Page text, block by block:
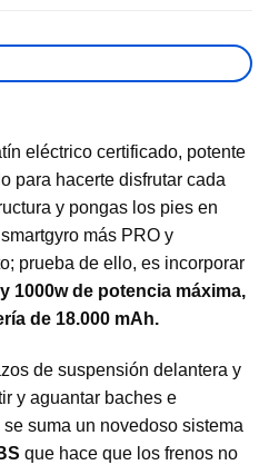
eléctrico certificado, potente
para hacerte disfrutar cada
y pongas los pies en
más PRO y
prueba de ello, es incorporar
1000w de potencia máxima,
de 18.000 mAh.
de suspensión delantera y
y aguantar baches e
suma un novedoso sistema
que hace que los frenos no